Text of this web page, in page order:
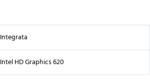
Integrata
Intel HD Graphics 620